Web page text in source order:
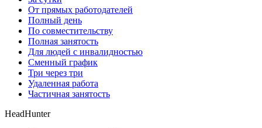
От прямых работодателей
Полный день
По совместительству
Полная занятость
Для людей с инвалидностью
Сменный график
Три через три
Удаленная работа
Частичная занятость
HeadHunter